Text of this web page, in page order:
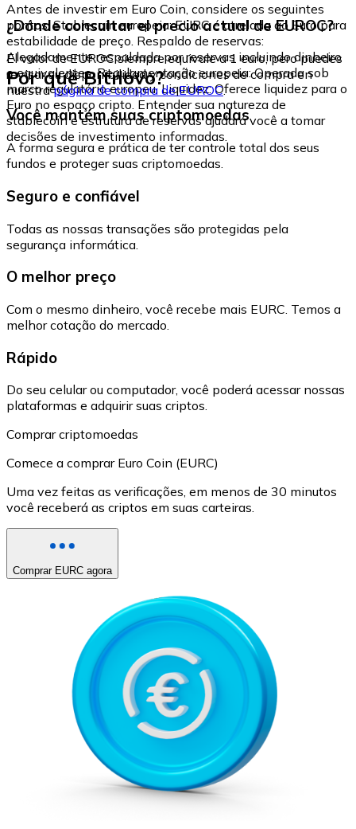
Antes de investir em Euro Coin, considere os seguintes
pontos: Stablecoin europeia: EURC é atrelada ao Euro para
estabilidade de preço. Respaldo de reservas:
Alegadamente respaldada por reservas incluindo dinheiro
e equivalentes. Regulamentação europeia: Operada sob
marco regulatório europeu. Liquidez: Oferece liquidez para o
Euro no espaço cripto. Entender sua natureza de
stablecoin e estrutura de reservas ajudará você a tomar
decisões de investimento informadas.
¿Dónde consultar el precio actual de EUROC?
El valor de EUROC siempre equivale a 1 euro, pero puedes
revisar su disponibilidad y condiciones de compra en
nuestrapágina de compra de EUROC.
Por que Bitnovo?
Você mantém suas criptomoedas
A forma segura e prática de ter controle total dos seus
fundos e proteger suas criptomoedas.
Seguro e confiável
Todas as nossas transações são protegidas pela
segurança informática.
O melhor preço
Com o mesmo dinheiro, você recebe mais EURC. Temos a
melhor cotação do mercado.
Rápido
Do seu celular ou computador, você poderá acessar nossas
plataformas e adquirir suas criptos.
Comprar criptomoedas
Comece a comprar Euro Coin (EURC)
Uma vez feitas as verificações, em menos de 30 minutos
você receberá as criptos em suas carteiras.
Comprar EURC agora